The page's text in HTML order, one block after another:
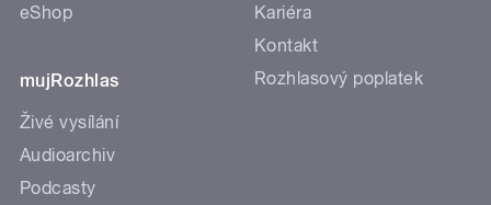
eShop
mujRozhlas
Živé vysílání
Audioarchiv
Podcasty
Kariéra
Kontakt
Rozhlasový poplatek